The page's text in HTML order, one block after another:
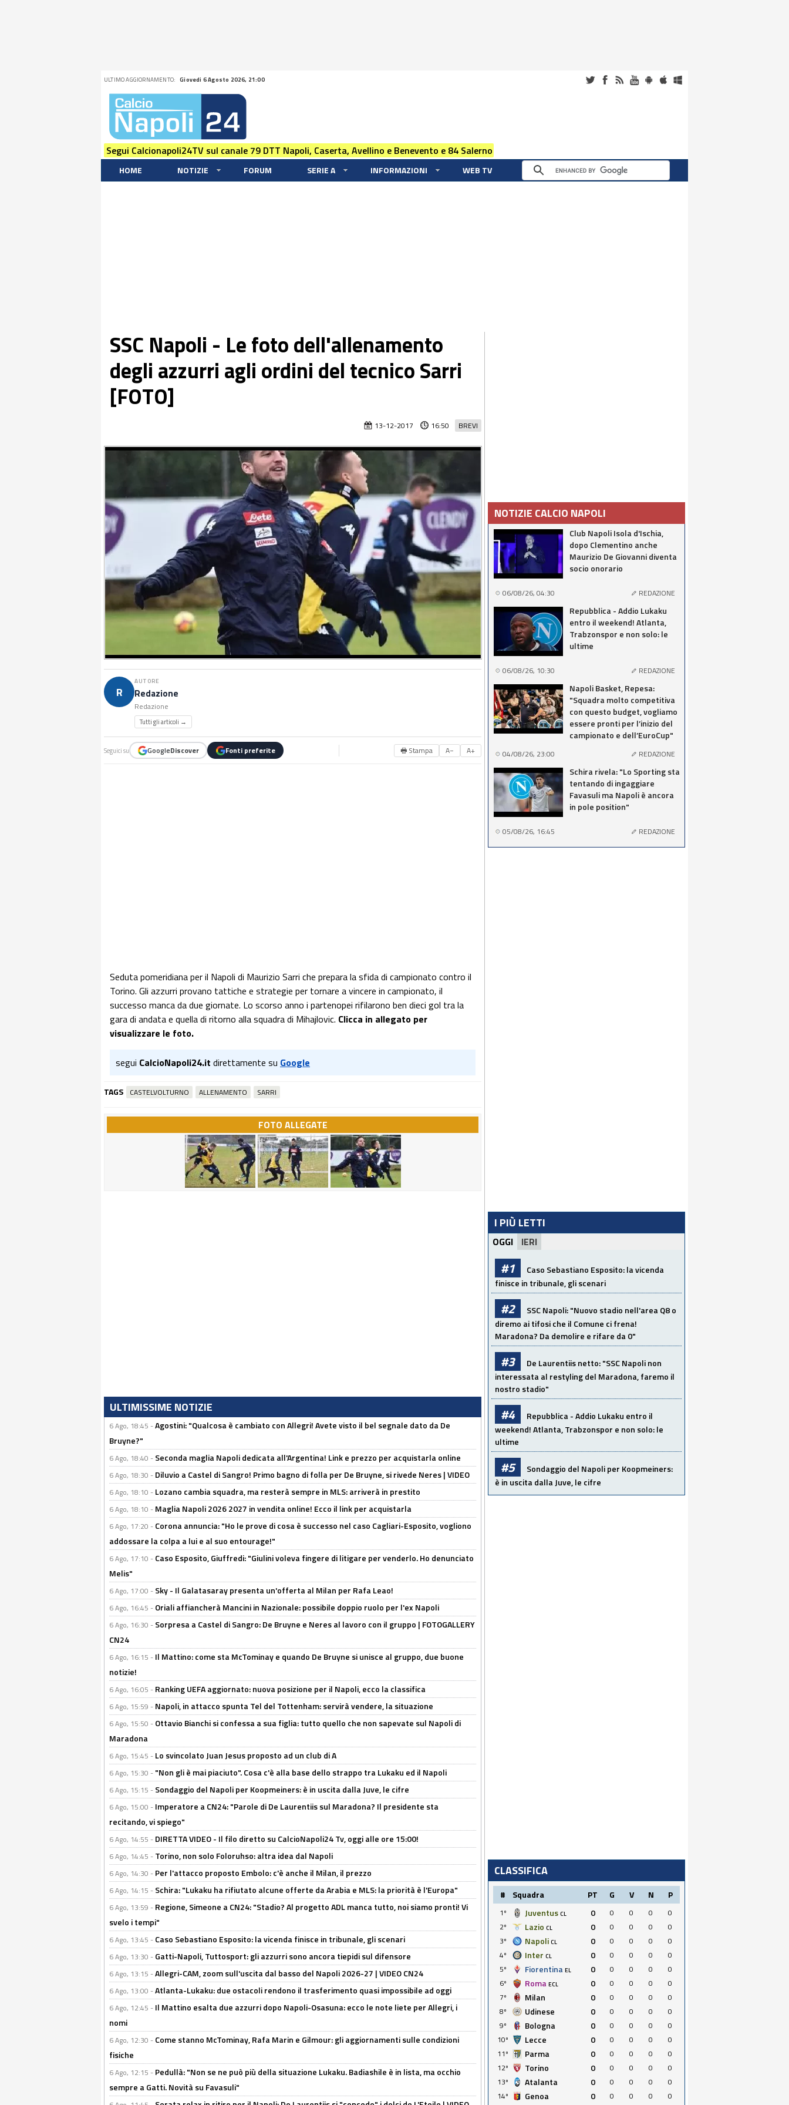
ULTIMO AGGIORNAMENTO: Giovedi 6 Agosto 2026, 21:00
Segui Calcionapoli24TV sul canale 79 DTT Napoli, Caserta, Avellino e Benevento e 84 Salerno
HOME NOTIZIE FORUM SERIE A INFORMAZIONI WEB TV
SSC Napoli - Le foto dell'allenamento
degli azzurri agli ordini del tecnico Sarri
[FOTO]
BREVI
13-12-2017 16:50
R
AUTORE
Redazione
Redazione
Tutti gli articoli →
Seguici su GoogleDiscover Fonti preferite 🖶 Stampa A− A+
Seduta pomeridiana per il Napoli di Maurizio Sarri che prepara la sfida di campionato contro il
Torino. Gli azzurri provano tattiche e strategie per tornare a vincere in campionato, il
successo manca da due giornate. Lo scorso anno i partenopei rifilarono ben dieci gol tra la
gara di andata e quella di ritorno alla squadra di Mihajlovic. Clicca in allegato per
visualizzare le foto.
segui CalcioNapoli24.it direttamente su Google
TAGS CASTELVOLTURNO ALLENAMENTO SARRI
FOTO ALLEGATE
ULTIMISSIME NOTIZIE
6 Ago, 18:45 -Agostini: "Qualcosa è cambiato con Allegri! Avete visto il bel segnale dato da De
Bruyne?"
6 Ago, 18:40 - Seconda maglia Napoli dedicata all'Argentina! Link e prezzo per acquistarla online
6 Ago, 18:30 - Diluvio a Castel di Sangro! Primo bagno di folla per De Bruyne, si rivede Neres | VIDEO
6 Ago, 18:10 - Lozano cambia squadra, ma resterà sempre in MLS: arriverà in prestito
6 Ago, 18:10 - Maglia Napoli 2026 2027 in vendita online! Ecco il link per acquistarla
6 Ago, 17:20 - Corona annuncia: "Ho le prove di cosa è successo nel caso Cagliari-Esposito, vogliono
addossare la colpa a lui e al suo entourage!"
6 Ago, 17:10 - Caso Esposito, Giuffredi: "Giulini voleva fingere di litigare per venderlo. Ho denunciato
Melis"
6 Ago, 17:00 - Sky - Il Galatasaray presenta un'offerta al Milan per Rafa Leao!
6 Ago, 16:45 - Oriali affiancherà Mancini in Nazionale: possibile doppio ruolo per l'ex Napoli
6 Ago, 16:30 - Sorpresa a Castel di Sangro: De Bruyne e Neres al lavoro con il gruppo | FOTOGALLERY
CN24
6 Ago, 16:15 - Il Mattino: come sta McTominay e quando De Bruyne si unisce al gruppo, due buone
notizie!
6 Ago, 16:05 - Ranking UEFA aggiornato: nuova posizione per il Napoli, ecco la classifica
6 Ago, 15:59 - Napoli, in attacco spunta Tel del Tottenham: servirà vendere, la situazione
6 Ago, 15:50 - Ottavio Bianchi si confessa a sua figlia: tutto quello che non sapevate sul Napoli di
Maradona
6 Ago, 15:45 - Lo svincolato Juan Jesus proposto ad un club di A
6 Ago, 15:30 - "Non gli è mai piaciuto". Cosa c'è alla base dello strappo tra Lukaku ed il Napoli
6 Ago, 15:15 - Sondaggio del Napoli per Koopmeiners: è in uscita dalla Juve, le cifre
6 Ago, 15:00 - Imperatore a CN24: "Parole di De Laurentiis sul Maradona? Il presidente sta
recitando, vi spiego"
6 Ago, 14:55 - DIRETTA VIDEO - Il filo diretto su CalcioNapoli24 Tv, oggi alle ore 15:00!
6 Ago, 14:45 - Torino, non solo Foloruhso: altra idea dal Napoli
6 Ago, 14:30 - Per l'attacco proposto Embolo: c'è anche il Milan, il prezzo
6 Ago, 14:15 - Schira: "Lukaku ha rifiutato alcune offerte da Arabia e MLS: la priorità è l'Europa"
6 Ago, 13:59 - Regione, Simeone a CN24: "Stadio? Al progetto ADL manca tutto, noi siamo pronti! Vi
svelo i tempi"
6 Ago, 13:45 - Caso Sebastiano Esposito: la vicenda finisce in tribunale, gli scenari
6 Ago, 13:30 - Gatti-Napoli, Tuttosport: gli azzurri sono ancora tiepidi sul difensore
6 Ago, 13:15 -Allegri-CAM, zoom sull'uscita dal basso del Napoli 2026-27 | VIDEO CN24
6 Ago, 13:00 -Atlanta-Lukaku: due ostacoli rendono il trasferimento quasi impossibile ad oggi
6 Ago, 12:45 - Il Mattino esalta due azzurri dopo Napoli-Osasuna: ecco le note liete per Allegri, i
nomi
6 Ago, 12:30 - Come stanno McTominay, Rafa Marin e Gilmour: gli aggiornamenti sulle condizioni
fisiche
6 Ago, 12:15 - Pedullà: "Non se ne può più della situazione Lukaku. Badiashile è in lista, ma occhio
sempre a Gatti. Novità su Favasuli"
NOTIZIE CALCIO NAPOLI
Club Napoli Isola d'Ischia,
dopo Clementino anche
Maurizio De Giovanni diventa
socio onorario
06/08/26, 04:30 REDAZIONE
Repubblica - Addio Lukaku
entro il weekend! Atlanta,
Trabzonspor e non solo: le
ultime
06/08/26, 10:30 REDAZIONE
Napoli Basket, Repesa:
"Squadra molto competitiva
con questo budget, vogliamo
essere pronti per l’inizio del
campionato e dell’EuroCup"
04/08/26, 23:00 REDAZIONE
Schira rivela: "Lo Sporting sta
tentando di ingaggiare
Favasuli ma Napoli è ancora
in pole position"
05/08/26, 16:45 REDAZIONE
I PIÙ LETTI
OGGI IERI
#1
Caso Sebastiano Esposito: la vicenda
finisce in tribunale, gli scenari
#2
SSC Napoli: "Nuovo stadio nell'area Q8 o
diremo ai tifosi che il Comune ci frena!
Maradona? Da demolire e rifare da 0"
#3
De Laurentiis netto: "SSC Napoli non
interessata al restyling del Maradona, faremo il
nostro stadio"
#4
Repubblica - Addio Lukaku entro il
weekend! Atlanta, Trabzonspor e non solo: le
ultime
#5
Sondaggio del Napoli per Koopmeiners:
è in uscita dalla Juve, le cifre
CLASSIFICA
# Squadra PT G V N P
1º Juventus CL 0 0 0 0
0
2º
Lazio CL 0 0 0 0
0
3º
Napoli CL 0 0 0 0
0
4º
Inter CL 0 0 0 0
0
5º
Fiorentina EL 0 0 0 0
0
6º
Roma ECL 0 0 0 0
0
7º
Milan 0 0 0 0
0
8º
Udinese 0 0 0 0
0
9º
Bologna 0 0 0 0
0
10º
Lecce 0 0 0 0
0
11º
Parma 0 0 0 0
0
12º
Torino 0 0 0 0
0
13º
Atalanta 0 0 0 0
0
14º
Genoa 0 0 0 0
0